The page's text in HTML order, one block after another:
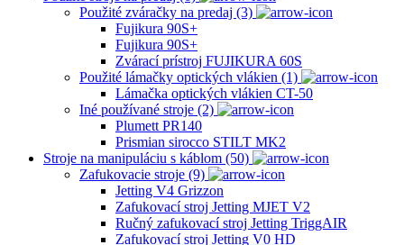
Použité zváračky na predaj (3)
Fujikura 90S+
Fujikura 90S+
Zvárací prístroj FUJIKURA 60S
Použité lámačky optických vlákien (1)
Lámačka optických vlákien CT-50
Iné používané stroje (2)
Plumett PR140
Prismian sirocco STILT MK2
Stroje na manipuláciu s káblom (50)
Zafukovacie stroje (9)
Jetting V4 Grizzon
Zafukovací stroj Jetting MJET V2
Ručný zafukovací stroj Jetting TriggAIR
Zafukovací stroj Jetting V0 HD